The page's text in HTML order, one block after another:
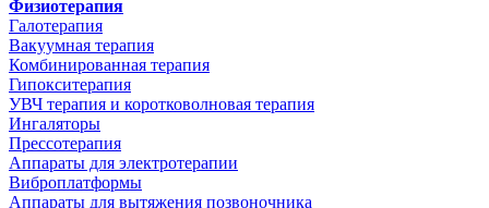
Физиотерапия
Галотерапия
Вакуумная терапия
Комбинированная терапия
Гипокситерапия
УВЧ терапия и коротковолновая терапия
Ингаляторы
Прессотерапия
Аппараты для электротерапии
Виброплатформы
Аппараты для вытяжения позвоночника